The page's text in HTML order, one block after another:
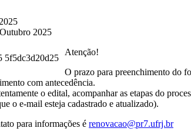
2025
Atenção!
O prazo para preenchimento do
com antecedência.
o edital, acompanhar as etapas do
o e-mail esteja cadastrado e atualizado).
para informações é renovacao@pr7.ufrj.br